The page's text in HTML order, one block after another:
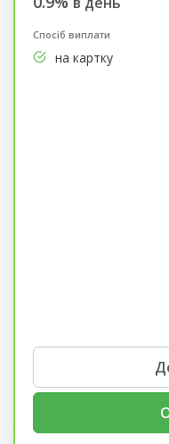
Спосіб виплати
на картку